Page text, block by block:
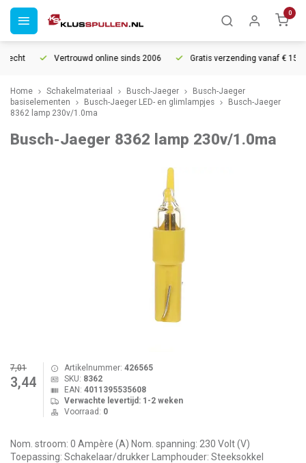
0
Vertrouwd online sinds 2006 Gratis verzending vanaf € 150
Home Schakelmateriaal Busch-Jaeger
Busch-Jaeger
basiselementen
Busch-Jaeger LED- en glimlampjes
Busch-Jaeger
8362 lamp 230v/1.0ma
Busch-Jaeger 8362 lamp 230v/1.0ma
7,01
3,44
Artikelnummer: 426565
SKU: 8362
EAN: 4011395535608
Verwachte levertijd: 1-2 weken
Voorraad: 0
Nom. stroom: 0 Ampère (A) Nom. spanning: 230 Volt (V)
Toepassing: Schakelaar/drukker Lamphouder: Steeksokkel